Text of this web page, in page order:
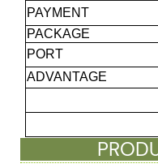
PAYMENT
PACKAGE
PORT
ADVANTAGE